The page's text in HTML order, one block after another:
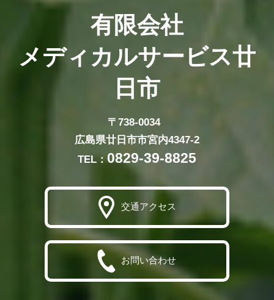
有限会社
メディカルサービス廿
日市
〒738-0034
広島県廿日市市宮内4347-2
TEL：0829-39-8825
交通アクセス
お問い合わせ